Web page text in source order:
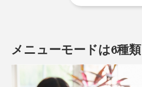
メニューモードは6種類